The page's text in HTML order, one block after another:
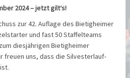
2024 – jetzt gilt‘s!
zur 42. Auflage des Bietigheimer
und fast 50 Staffelteams
diesjährigen Bietigheimer
freuen uns, dass die Silvesterlauf-